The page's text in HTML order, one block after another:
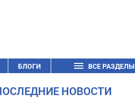
БЛОГИ ВСЕ РАЗДЕЛЫ
НОВОСТИ